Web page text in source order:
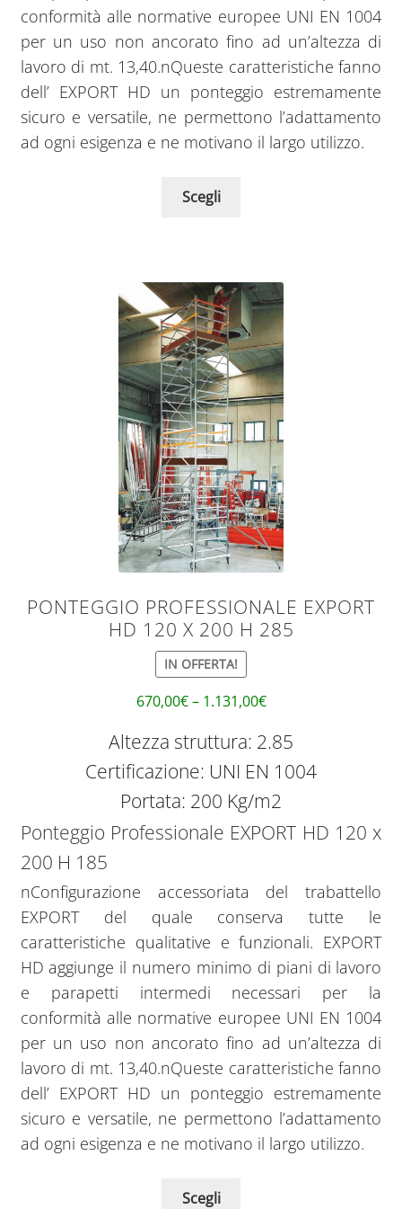
conformità alle normative europee UNI EN 1004
per un uso non ancorato fino ad un’altezza di
lavoro di mt. 13,40.nQueste caratteristiche fanno
dell’ EXPORT HD un ponteggio estremamente
sicuro e versatile, ne permettono l’adattamento
ad ogni esigenza e ne motivano il largo utilizzo.
Scegli
PONTEGGIO PROFESSIONALE EXPORT
HD 120 X 200 H 285
IN OFFERTA!
670,00€– 1.131,00€
Altezza struttura: 2.85
Certificazione: UNI EN 1004
Portata: 200 Kg/m2
Ponteggio Professionale EXPORT HD 120 x
200 H 185
nConfigurazione accessoriata del trabattello
EXPORT del quale conserva tutte le
caratteristiche qualitative e funzionali. EXPORT
HD aggiunge il numero minimo di piani di lavoro
e parapetti intermedi necessari per la
conformità alle normative europee UNI EN 1004
per un uso non ancorato fino ad un’altezza di
lavoro di mt. 13,40.nQueste caratteristiche fanno
dell’ EXPORT HD un ponteggio estremamente
sicuro e versatile, ne permettono l’adattamento
ad ogni esigenza e ne motivano il largo utilizzo.
Scegli